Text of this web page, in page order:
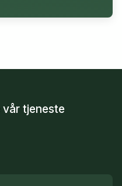
tjeneste